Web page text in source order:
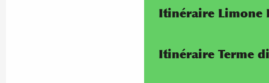
Itinéraire Limone
Itinéraire Terme